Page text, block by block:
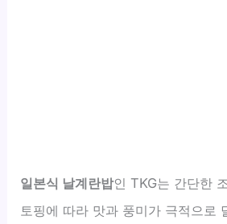
일본식 날계란밥인 TKG는 간단한
토핑에 따라 맛과 풍미가 극적으로